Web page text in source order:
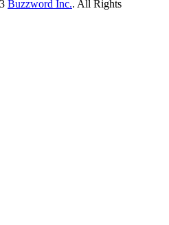
Buzzword Inc.. All Rights